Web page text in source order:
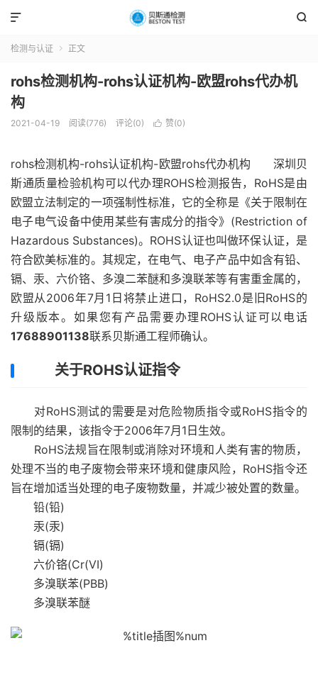


检测与认证  正文
rohs检测机构-rohs认证机构-欧盟rohs代办机
构
2021-04-19 阅读(776) 评论(0)  赞(0)
rohs检测机构-rohs认证机构-欧盟rohs代办机构 深圳贝
斯通质量检验机构可以代办理ROHS检测报告，RoHS是由
欧盟立法制定的一项强制性标准，它的全称是《关于限制在
电子电气设备中使用某些有害成分的指令》(Restriction of
Hazardous Substances)。ROHS认证也叫做环保认证，是
符合欧美标准的。其规定，在电气、电子产品中如含有铅、
镉、汞、六价铬、多溴二苯醚和多溴联苯等有害重金属的，
欧盟从2006年7月1日将禁止进口，RoHS2.0是旧RoHS的
升级版本。如果您有产品需要办理ROHS认证可以电话
17688901138联系贝斯通工程师确认。
关于ROHS认证指令
对RoHS测试的需要是对危险物质指令或RoHS指令的
限制的结果，该指令于2006年7月1日生效。
RoHS法规旨在限制或消除对环境和人类有害的物质，
处理不当的电子废物会带来环境和健康风险，RoHS指令还
旨在增加适当处理的电子废物数量，并减少被处置的数量。
铅(铅)
汞(汞)
镉(镉)
六价铬(Cr(VI)
多溴联苯(PBB)
多溴联苯醚